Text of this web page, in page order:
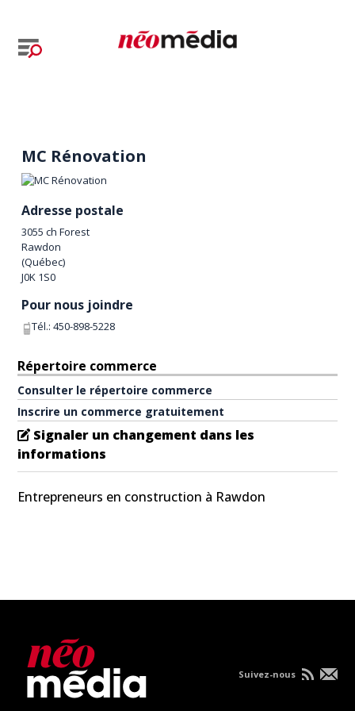
MC Rénovation
Adresse postale
3055 ch Forest
Rawdon
(Québec)
J0K 1S0
Pour nous joindre
Tél.:450-898-5228
Répertoire commerce
Consulter le répertoire commerce
Inscrire un commerce gratuitement
Signaler un changement dans les
informations
Entrepreneurs en construction à Rawdon
Suivez-nous